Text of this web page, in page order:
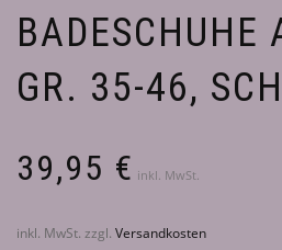
BADESCHUHE
GR. 35-46,
39,95 € inkl. MwSt.
inkl. MwSt. zzgl. Versandkosten